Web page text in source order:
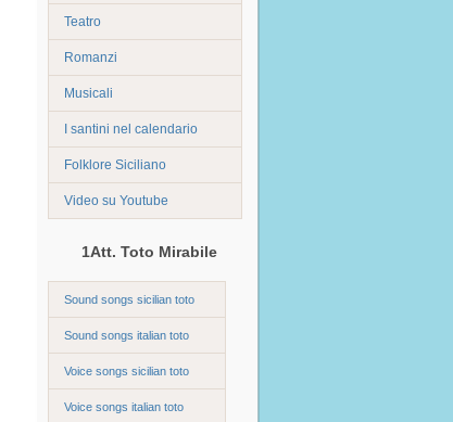
Teatro
Romanzi
Musicali
I santini nel calendario
Folklore Siciliano
Video su Youtube
1Att. Toto Mirabile
Sound songs sicilian toto
Sound songs italian toto
Voice songs sicilian toto
Voice songs italian toto